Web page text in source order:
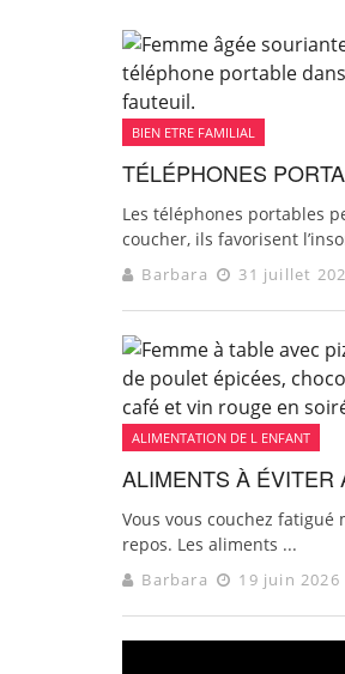
BIEN ETRE FAMILIAL
TÉLÉPHONES
Les téléphones portables
coucher, ils favorisent
Barbara 31 juillet
ALIMENTATION DE L ENFANT
ALIMENTS À ÉVITER
Vous vous couchez
repos. Les aliments ...
Barbara 19 juin 2026